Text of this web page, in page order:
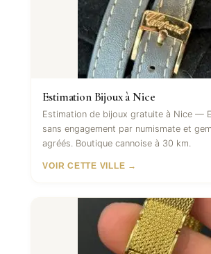
Estimation Bijoux à Nice
Estimation de bijoux gratuite à Nice —
sans engagement par numismate et
agréés. Boutique cannoise à 30 km.
VOIR CETTE VILLE →